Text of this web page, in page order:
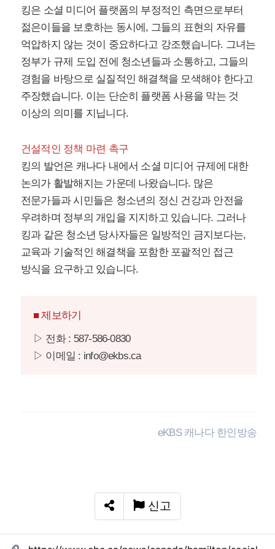
킹은 소셜 미디어 플랫폼의 부정적인 측면으로부터
젊은이들을 보호하는 동시에, 그들의 표현의 자유를
억압하지 않는 것이 중요하다고 강조했습니다. 그녀는
정부가 규제 도입 전에 청소년들과 소통하고, 그들의
경험을 바탕으로 실질적인 해결책을 모색해야 한다고
주장했습니다. 이는 단순히 플랫폼 사용을 막는 것
이상의 의미를 지닙니다.
건설적인 정책 마련 촉구
킹의 발언은 캐나다 내에서 소셜 미디어 규제에 대한
논의가 활발해지는 가운데 나왔습니다. 많은
전문가들과 시민들은 청소년의 정신 건강과 안전을
우려하며 정부의 개입을 지지하고 있습니다. 그러나
킹과 같은 청소년 당사자들은 일방적인 금지보다는,
교육과 기술적인 해결책을 포함한 포괄적인 접근
방식을 요구하고 있습니다.
■ 제보하기
▷ 전화 : 587-586-0830
▷ 이메일 : info@ekbs.ca
eKBS 캐나다 한인방송
SNS 공유
신고
관련자료